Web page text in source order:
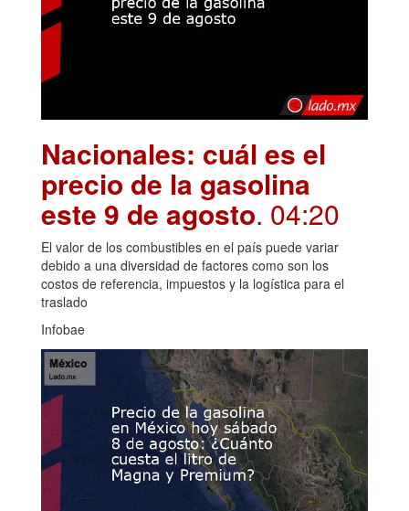
Nacionales: cuál es el
precio de la gasolina
este 9 de agosto. 04:20
El valor de los combustibles en el país puede variar
debido a una diversidad de factores como son los
costos de referencia, impuestos y la logística para el
traslado
Infobae